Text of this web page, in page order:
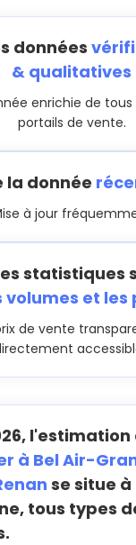
données
& qualitatives
enrichie de tous
portails de vente.
la donnée
à jour
statistiques
volumes et les
de vente
l'estimation
à Bel Air-
se situe à
tous types